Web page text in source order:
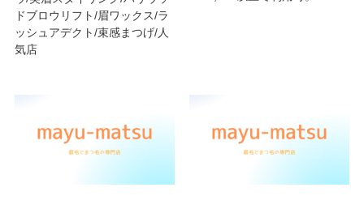
ドブロウリフト/眉ワックス/ラ
ッシュアデクト/束感まつげ/人
気店